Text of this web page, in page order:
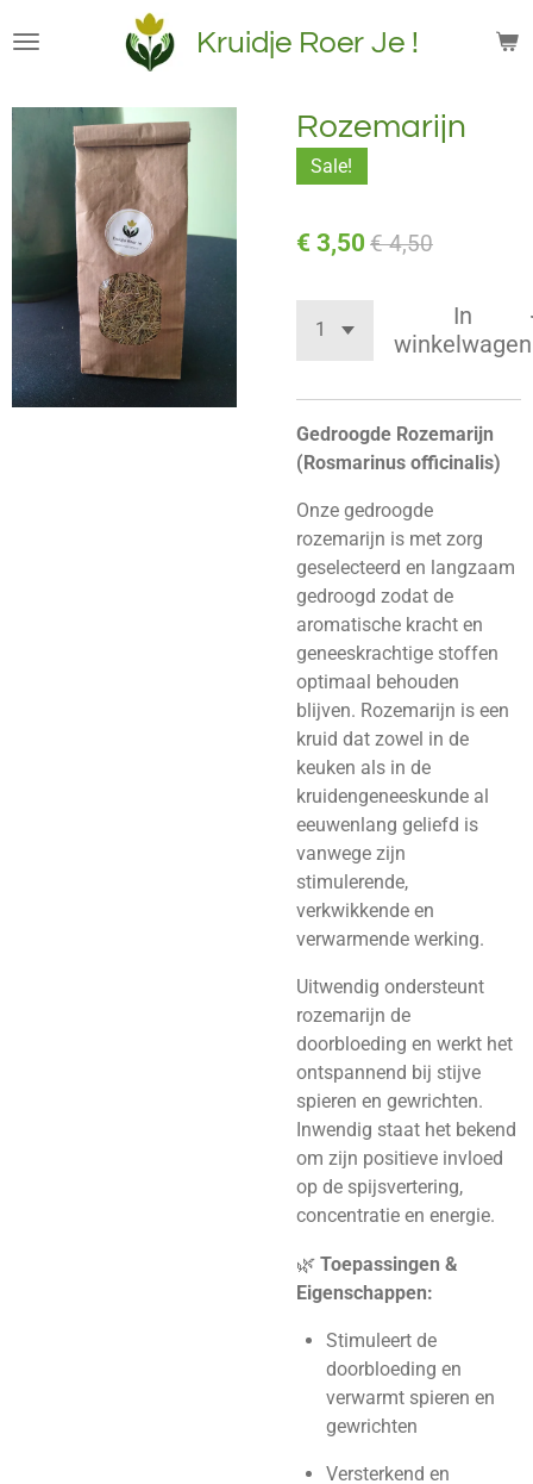
direct
de
hoofdinhoud
Kruidje Roer Je !
Rozemarijn
Sale!
€ 3,50 € 4,50
In
winkelwagen
Gedroogde Rozemarijn
(Rosmarinus officinalis)
Onze gedroogde
rozemarijn is met zorg
geselecteerd en langzaam
gedroogd zodat de
aromatische kracht en
geneeskrachtige stoffen
optimaal behouden
blijven. Rozemarijn is een
kruid dat zowel in de
keuken als in de
kruidengeneeskunde al
eeuwenlang geliefd is
vanwege zijn
stimulerende,
verkwikkende en
verwarmende werking.
Uitwendig ondersteunt
rozemarijn de
doorbloeding en werkt het
ontspannend bij stijve
spieren en gewrichten.
Inwendig staat het bekend
om zijn positieve invloed
op de spijsvertering,
concentratie en energie.
🌿 Toepassingen &
Eigenschappen:
Stimuleert de
doorbloeding en
verwarmt spieren en
gewrichten
Versterkend en